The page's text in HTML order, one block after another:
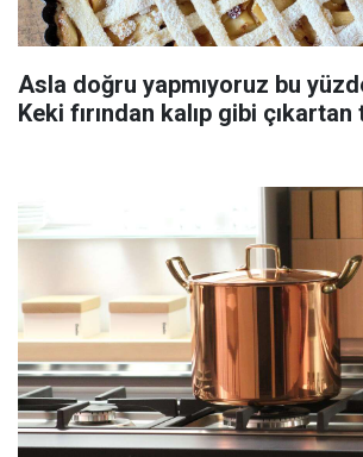
Asla doğru yapmıyoruz bu
Keki fırından kalıp gibi çıkartan